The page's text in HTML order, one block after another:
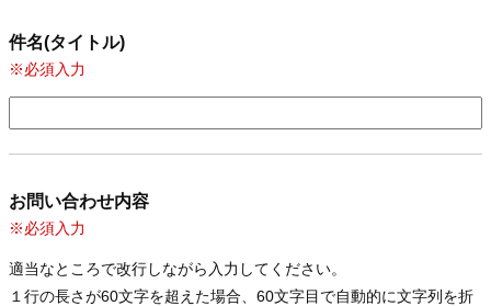
件名(タイトル)
※必須入力
お問い合わせ内容
※必須入力
適当なところで改行しながら入力してください。
１行の長さが60文字を超えた場合、60文字目で自動的に文字列を折